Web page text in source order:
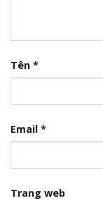
Tên *
Email *
Trang web